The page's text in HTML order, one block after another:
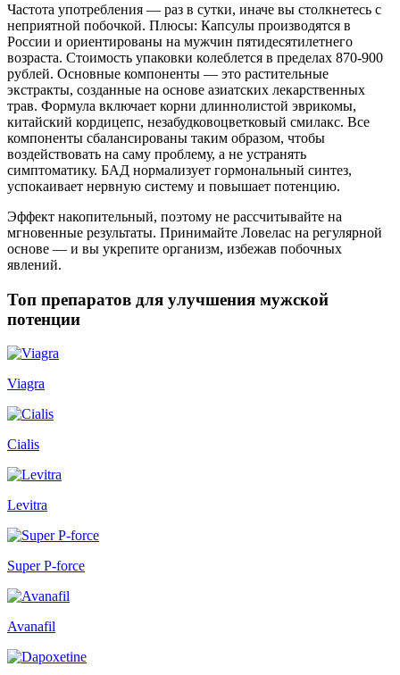
Частота употребления — раз в сутки, иначе вы столкнетесь с
неприятной побочкой. Плюсы: Капсулы производятся в
России и ориентированы на мужчин пятидесятилетнего
возраста. Стоимость упаковки колеблется в пределах 870-900
рублей. Основные компоненты — это растительные
экстракты, созданные на основе азиатских лекарственных
трав. Формула включает корни длиннолистой эврикомы,
китайский кордицепс, незабудковоцветковый смилакс. Все
компоненты сбалансированы таким образом, чтобы
воздействовать на саму проблему, а не устранять
симптоматику. БАД нормализует гормональный синтез,
успокаивает нервную систему и повышает потенцию.
Эффект накопительный, поэтому не рассчитывайте на
мгновенные результаты. Принимайте Ловелас на регулярной
основе — и вы укрепите организм, избежав побочных
явлений.
Топ препаратов для улучшения мужской
потенции
Viagra
Cialis
Levitra
Super P-force
Avanafil